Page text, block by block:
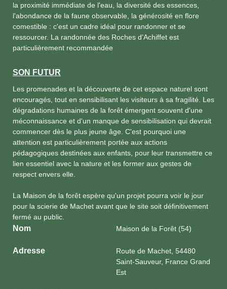
la proximité immédiate de l'eau, la diversité des essences,
l'abondance de la faune observable, la générosité en flore
comestible : c'est un cadre idéal pour randonner et se
ressourcer. La randonnée des Roches d’Achiffet est
particulièrement recommandée
SON FUTUR
Les promenades et la découverte de cet espace naturel sont
encouragés, tout en sensibilisant les visiteurs à sa fragilité. Les
dégradations humaines de la forêt émergent souvent d'une
méconnaissance et d'un manque de sensibilisation qui devrait
commencer dès le plus jeune âge. C'est pourquoi une
attention est particulièrement portée aux actions
pédagogiques destinées aux enfants, pour leur transmettre ce
lien essentiel avec la nature et les former aux gestes de
respect envers elle.
La Maison de la forêt espère qu'un projet pourra voir le jour
pour la scierie de Machet avant que le site soit définitivement
fermé au public.
Nom Maison de la Forêt (54)
Adresse
Route de Machet, 54480
Saint-Sauveur, France Grand
Est